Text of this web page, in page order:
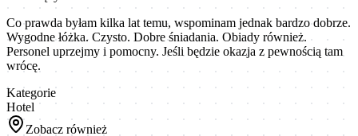
Co prawda byłam kilka lat temu, wspominam jednak bardzo dobrze.
Wygodne łóżka. Czysto. Dobre śniadania. Obiady również.
Personel uprzejmy i pomocny. Jeśli będzie okazja z pewnością tam
wrócę.
Kategorie
Hotel
Zobacz również